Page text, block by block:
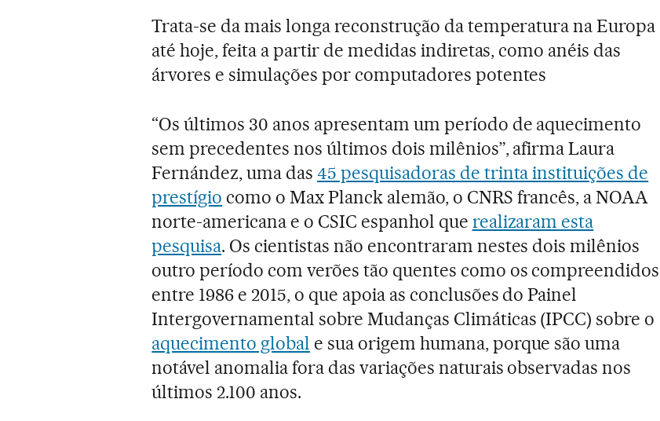
Trata-se da mais longa reconstrução da temperatura na Europa
até hoje, feita a partir de medidas indiretas, como anéis das
árvores e simulações por computadores potentes
“Os últimos 30 anos apresentam um período de aquecimento
sem precedentes nos últimos dois milênios”, afirma Laura
Fernández, uma das 45 pesquisadoras de trinta instituições de
prestígio como o Max Planck alemão, o CNRS francês, a NOAA
norte-americana e o CSIC espanhol que realizaram esta
pesquisa. Os cientistas não encontraram nestes dois milênios
outro período com verões tão quentes como os compreendidos
entre 1986 e 2015, o que apoia as conclusões do Painel
Intergovernamental sobre Mudanças Climáticas (IPCC) sobre o
aquecimento global e sua origem humana, porque são uma
notável anomalia fora das variações naturais observadas nos
últimos 2.100 anos.